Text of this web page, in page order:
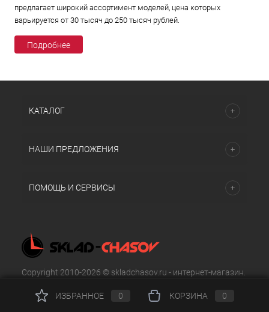
предлагает широкий ассортимент моделей, цена которых
варьируется от 30 тысяч до 250 тысяч рублей.
Подробнее
КАТАЛОГ
НАШИ ПРЕДЛОЖЕНИЯ
ПОМОЩЬ И СЕРВИСЫ
Copyright 2010-2026 © skladchasov.ru - интернет-магазин.
ИЗБРАННОЕ 0 КОРЗИНА 0